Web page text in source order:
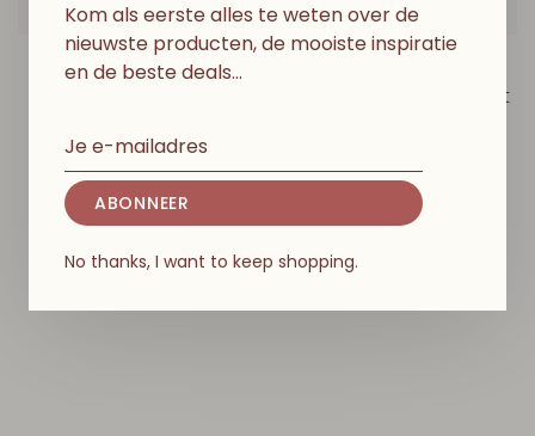
MINIKANE
€25,00
Red Gingerbread Breiset
Kom als eerste alles te weten over de
nieuwste producten, de mooiste inspiratie
en de beste deals…
ABONNEER
No thanks, I want to keep shopping.